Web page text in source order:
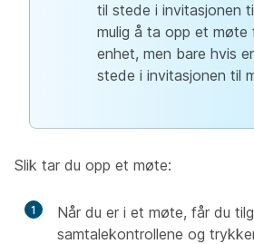
til stede i invitasjonen
mulig å ta opp et møte
enhet, men bare hvis
stede i invitasjonen til
Slik tar du opp et møte:
1
Når du er i et møte, får du
samtalekontrollene og